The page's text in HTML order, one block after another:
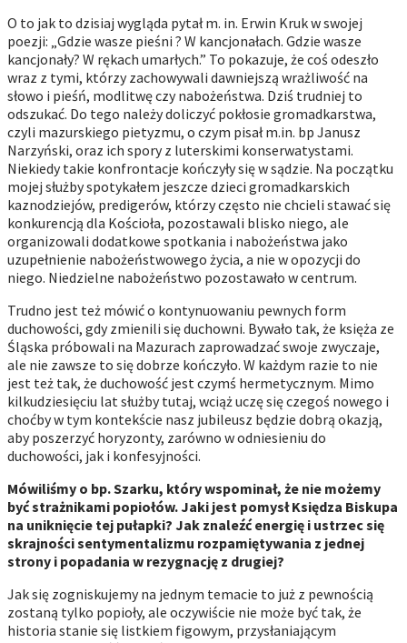
O to jak to dzisiaj wygląda pytał m. in. Erwin Kruk w swojej
poezji: „Gdzie wasze pieśni ? W kancjonałach. Gdzie wasze
kancjonały? W rękach umarłych.” To pokazuje, że coś odeszło
wraz z tymi, którzy zachowywali dawniejszą wrażliwość na
słowo i pieśń, modlitwę czy nabożeństwa. Dziś trudniej to
odszukać. Do tego należy doliczyć pokłosie gromadkarstwa,
czyli mazurskiego pietyzmu, o czym pisał m.in. bp Janusz
Narzyński, oraz ich spory z luterskimi konserwatystami.
Niekiedy takie konfrontacje kończyły się w sądzie. Na początku
mojej służby spotykałem jeszcze dzieci gromadkarskich
kaznodziejów, predigerów, którzy często nie chcieli stawać się
konkurencją dla Kościoła, pozostawali blisko niego, ale
organizowali dodatkowe spotkania i nabożeństwa jako
uzupełnienie nabożeństwowego życia, a nie w opozycji do
niego. Niedzielne nabożeństwo pozostawało w centrum.
Trudno jest też mówić o kontynuowaniu pewnych form
duchowości, gdy zmienili się duchowni. Bywało tak, że księża ze
Śląska próbowali na Mazurach zaprowadzać swoje zwyczaje,
ale nie zawsze to się dobrze kończyło. W każdym razie to nie
jest też tak, że duchowość jest czymś hermetycznym. Mimo
kilkudziesięciu lat służby tutaj, wciąż uczę się czegoś nowego i
choćby w tym kontekście nasz jubileusz będzie dobrą okazją,
aby poszerzyć horyzonty, zarówno w odniesieniu do
duchowości, jak i konfesyjności.
Mówiliśmy o bp. Szarku, który wspominał, że nie możemy
być strażnikami popiołów. Jaki jest pomysł Księdza Biskupa
na uniknięcie tej pułapki? Jak znaleźć energię i ustrzec się
skrajności sentymentalizmu rozpamiętywania z jednej
strony i popadania w rezygnację z drugiej?
Jak się zogniskujemy na jednym temacie to już z pewnością
zostaną tylko popioły, ale oczywiście nie może być tak, że
historia stanie się listkiem figowym, przysłaniającym